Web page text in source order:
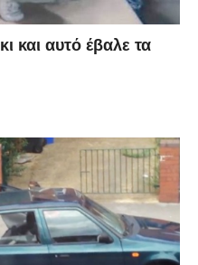
και αυτό έβαλε τα